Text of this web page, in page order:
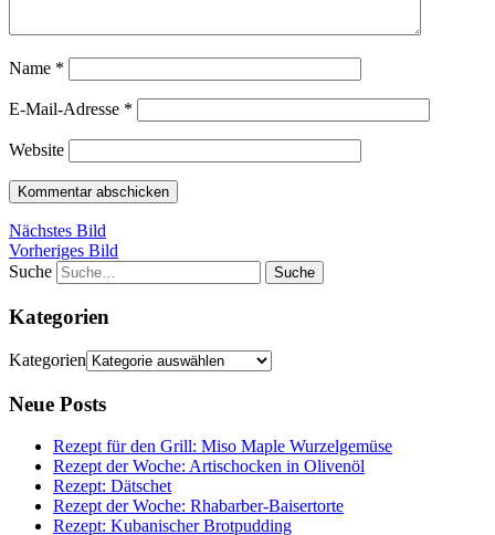
Name *
E-Mail-Adresse *
Website
Nächstes Bild
Vorheriges Bild
Suche
Kategorien
Kategorien
Neue Posts
Rezept für den Grill: Miso Maple Wurzelgemüse
Rezept der Woche: Artischocken in Olivenöl
Rezept: Dätschet
Rezept der Woche: Rhabarber-Baisertorte
Rezept: Kubanischer Brotpudding